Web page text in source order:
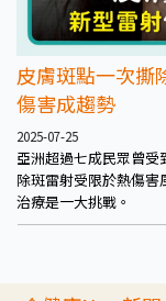
皮膚斑點一次撕
傷害成趨勢
2025-07-25
亞洲超過七成民眾曾
除斑雷射受限於熱傷
治療是一大挑戰。